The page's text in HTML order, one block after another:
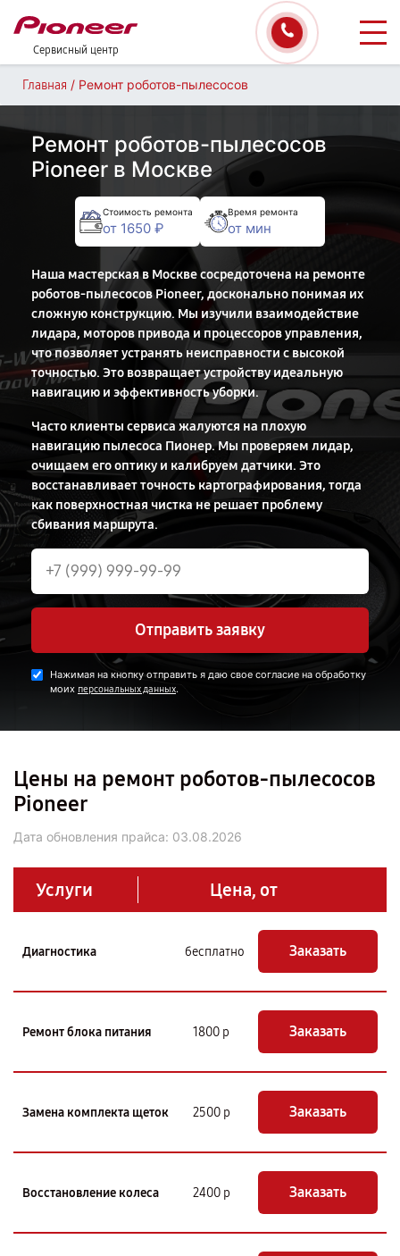
Сервисный центр
Главная / Ремонт роботов-пылесосов
Ремонт роботов-пылесосов
Pioneer в Москве
Стоимость ремонта
от 1650 ₽
Время ремонта
от мин
Наша мастерская в Москве сосредоточена на ремонте
роботов-пылесосов Pioneer, досконально понимая их
сложную конструкцию. Мы изучили взаимодействие
лидара, моторов привода и процессоров управления,
что позволяет устранять неисправности с высокой
точностью. Это возвращает устройству идеальную
навигацию и эффективность уборки.
Часто клиенты сервиса жалуются на плохую
навигацию пылесоса Пионер. Мы проверяем лидар,
очищаем его оптику и калибруем датчики. Это
восстанавливает точность картографирования, тогда
как поверхностная чистка не решает проблему
сбивания маршрута.
Отправить заявку
Нажимая на кнопку отправить я даю свое согласие на обработку
моих персональных данных.
Цены на ремонт роботов-пылесосов
Pioneer
Дата обновления прайса: 03.08.2026
Услуги Цена, от
Диагностика бесплатно Заказать
Ремонт блока питания 1800 р Заказать
Замена комплекта щеток 2500 р Заказать
Восстановление колеса 2400 р Заказать